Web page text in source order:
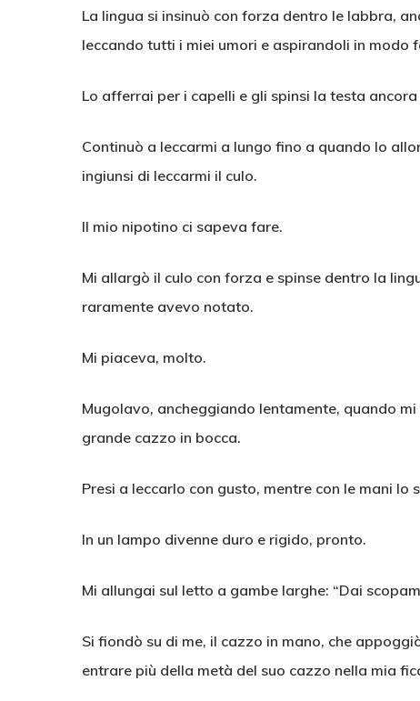
La lingua si insinuò con forza dentro le labbra,
leccando tutti i miei umori e aspirandoli in modo
Lo afferrai per i capelli e gli spinsi la testa
Continuò a leccarmi a lungo fino a quando lo
ingiunsi di leccarmi il culo.
Il mio nipotino ci sapeva fare.
Mi allargò il culo con forza e spinse dentro la
raramente avevo notato.
Mi piaceva, molto.
Mugolavo, ancheggiando lentamente, quando
grande cazzo in bocca.
Presi a leccarlo con gusto, mentre con le mani lo
In un lampo divenne duro e rigido, pronto.
Mi allungai sul letto a gambe larghe: “Dai
Si fiondò su di me, il cazzo in mano, che
entrare più della metà del suo cazzo nella mia